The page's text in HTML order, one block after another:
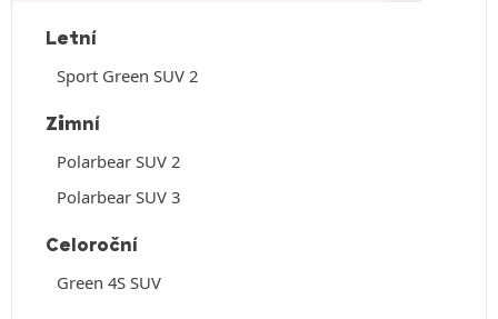
Letní
Sport Green SUV 2
Zimní
Polarbear SUV 2
Polarbear SUV 3
Celoroční
Green 4S SUV